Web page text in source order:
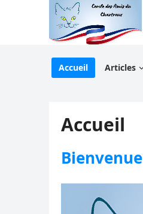
Accueil Articles
Accueil
Bienvenue